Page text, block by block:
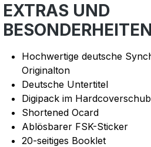
EXTRAS UND
BESONDERHEITEN
Hochwertige deutsche
Originalton
Deutsche Untertitel
Digipack im
Shortened Ocard
Ablösbarer FSK-Sticker
20-seitiges Booklet